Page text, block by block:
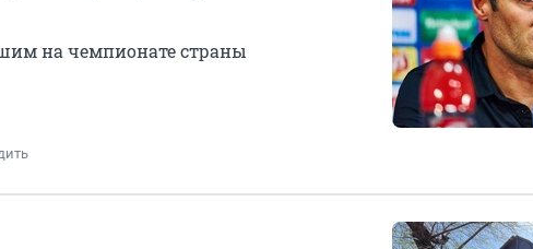
на чемпионате страны